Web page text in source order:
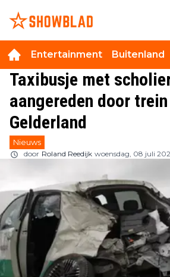
Entertainment Buitenland
Taxibusje met
aangereden door
Gelderland
Nieuws
door Roland Reedijk woensdag, 08 juli